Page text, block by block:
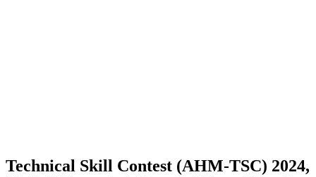
Technical Skill Contest (AHM-TSC) 2024,